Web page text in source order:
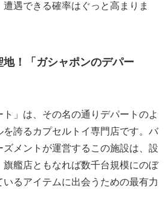
遇できる確率はぐっと高まりま
地！「ガシャポンのデパー
ト」は、その名の通りデパートのよ
を誇るカプセルトイ専門店です。バ
ズメントが運営するこの施設は、設
艦店ともなれば数千台規模にのぼ
いるアイテムに出会うための最有力